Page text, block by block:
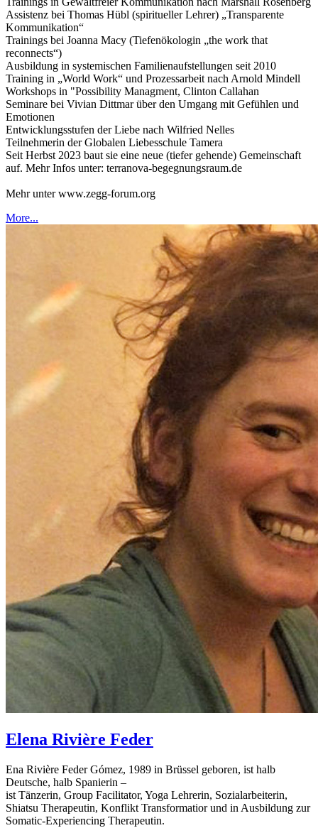
Assistenz bei Thomas Hübl (spiritueller Lehrer) „Transparente
Kommunikation“
Trainings bei Joanna Macy (Tiefenökologin „the work that
reconnects“)
Ausbildung in systemischen Familienaufstellungen seit 2010
Training in „World Work“ und Prozessarbeit nach Arnold Mindell
Workshops in "Possibility Managment, Clinton Callahan
Seminare bei Vivian Dittmar über den Umgang mit Gefühlen und
Emotionen
Entwicklungsstufen der Liebe nach Wilfried Nelles
Teilnehmerin der Globalen Liebesschule Tamera
Seit Herbst 2023 baut sie eine neue (tiefer gehende) Gemeinschaft
auf. Mehr Infos unter: terranova-begegnungsraum.de
Mehr unter www.zegg-forum.org
More...
Elena Rivière Feder
Ena Rivière Feder Gómez, 1989 in Brüssel geboren, ist halb
Deutsche, halb Spanierin –
ist Tänzerin, Group Facilitator, Yoga Lehrerin, Sozialarbeiterin,
Shiatsu Therapeutin, Konflikt Transformatior und in Ausbildung zur
Somatic-Experiencing Therapeutin.